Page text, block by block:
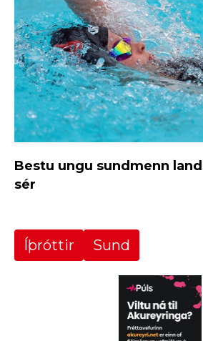
Bestu ungu sundmenn
sér
Íþróttir Sund